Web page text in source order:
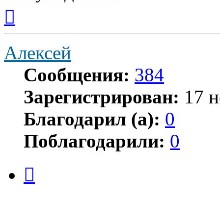
началу
Алексей
Сообщения: 384
Зарегистрирован: 17
Благодарил (а): 0
Поблагодарили: 0